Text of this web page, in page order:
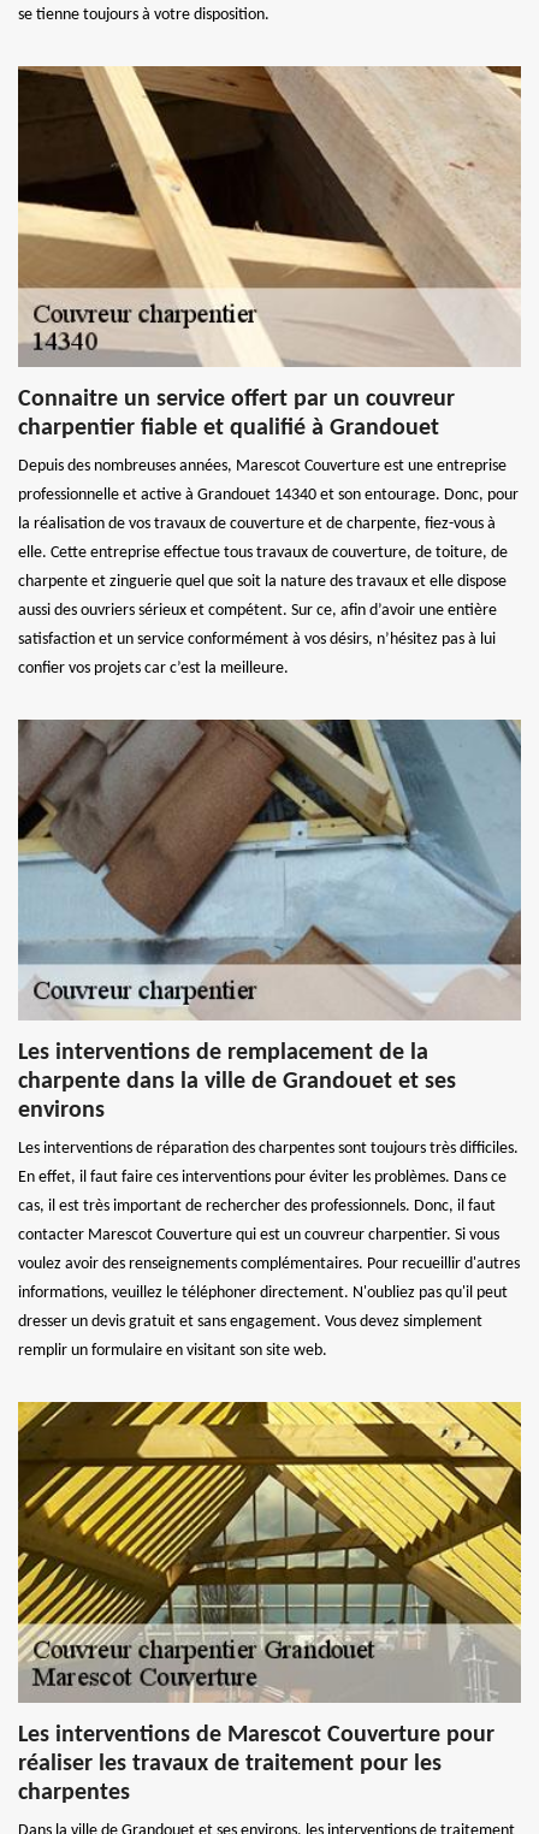
se tienne toujours à votre disposition.
Connaitre un service offert par un couvreur
charpentier fiable et qualifié à Grandouet
Depuis des nombreuses années, Marescot Couverture est une entreprise
professionnelle et active à Grandouet 14340 et son entourage. Donc, pour
la réalisation de vos travaux de couverture et de charpente, fiez-vous à
elle. Cette entreprise effectue tous travaux de couverture, de toiture, de
charpente et zinguerie quel que soit la nature des travaux et elle dispose
aussi des ouvriers sérieux et compétent. Sur ce, afin d’avoir une entière
satisfaction et un service conformément à vos désirs, n’hésitez pas à lui
confier vos projets car c’est la meilleure.
Les interventions de remplacement de la
charpente dans la ville de Grandouet et ses
environs
Les interventions de réparation des charpentes sont toujours très difficiles.
En effet, il faut faire ces interventions pour éviter les problèmes. Dans ce
cas, il est très important de rechercher des professionnels. Donc, il faut
contacter Marescot Couverture qui est un couvreur charpentier. Si vous
voulez avoir des renseignements complémentaires. Pour recueillir d'autres
informations, veuillez le téléphoner directement. N'oubliez pas qu'il peut
dresser un devis gratuit et sans engagement. Vous devez simplement
remplir un formulaire en visitant son site web.
Les interventions de Marescot Couverture pour
réaliser les travaux de traitement pour les
charpentes